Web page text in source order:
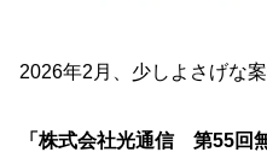
2026年2月、少しよさげな
「株式会社光通信 第55回